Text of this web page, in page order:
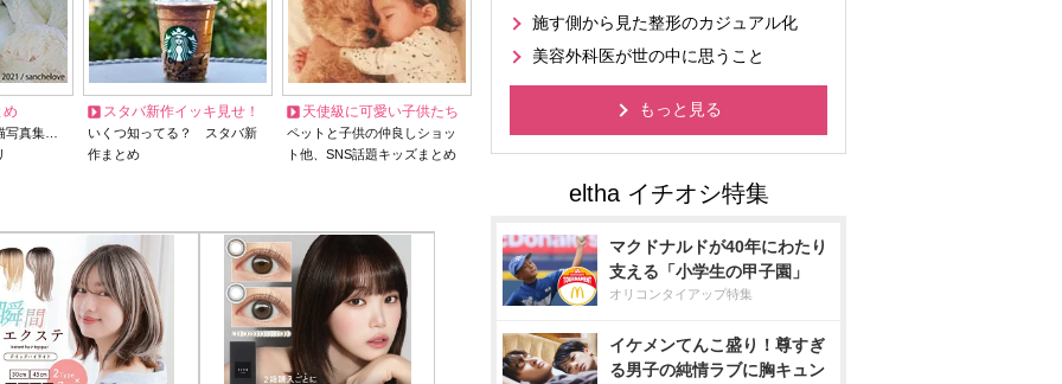
め
写真集…
スタバ新作イッキ見せ！
いくつ知ってる？ スタバ新
作まとめ
天使級に可愛い子供たち
ペットと子供の仲良しショッ
ト他、SNS話題キッズまとめ
施す側から見た整形のカジュアル化
美容外科医が世の中に思うこと
もっと見る
マクドナルドが40年にわたり
支える「小学生の甲子園」
オリコンタイアップ特集
イケメンてんこ盛り！尊すぎ
る男子の純情ラブに胸キュン